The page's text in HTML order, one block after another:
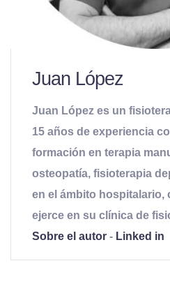
Juan López
Juan López es un
15 años de experiencia
formación en terapia
osteopatía, fisioterapia
en el ámbito hospitalario,
ejerce en su clínica de
Sobre el autor - Linked in